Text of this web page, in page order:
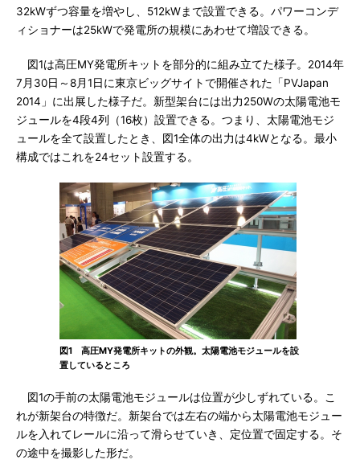
32kWずつ容量を増やし、512kWまで設置できる。パワーコンデ
ィショナーは25kWで発電所の規模にあわせて増設できる。
図1は高圧MY発電所キットを部分的に組み立てた様子。2014年
7月30日～8月1日に東京ビッグサイトで開催された「PVJapan
2014」に出展した様子だ。新型架台には出力250Wの太陽電池モ
ジュールを4段4列（16枚）設置できる。つまり、太陽電池モジ
ュールを全て設置したとき、図1全体の出力は4kWとなる。最小
構成ではこれを24セット設置する。
図1 高圧MY発電所キットの外観。太陽電池モジュールを設
置しているところ
図1の手前の太陽電池モジュールは位置が少しずれている。こ
れが新架台の特徴だ。新架台では左右の端から太陽電池モジュー
ルを入れてレールに沿って滑らせていき、定位置で固定する。そ
の途中を撮影した形だ。